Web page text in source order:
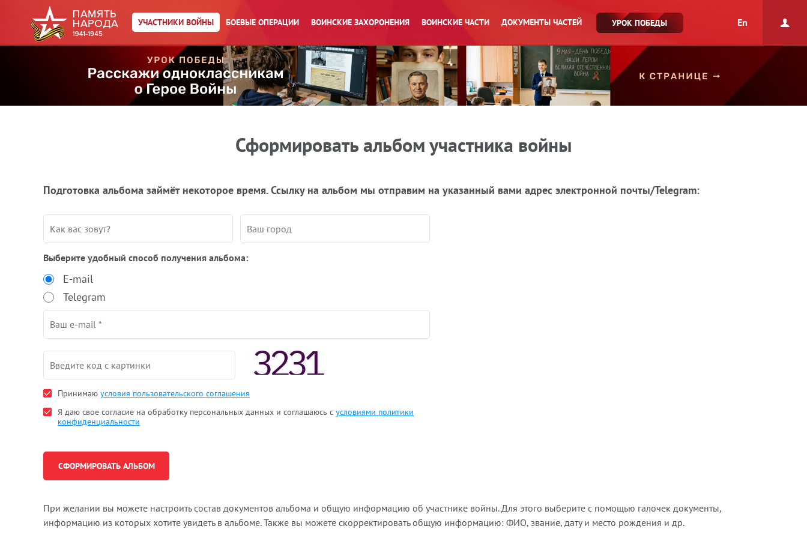
УЧАСТНИКИ ВОЙНЫ БОЕВЫЕ ОПЕРАЦИИ ВОИНСКИЕ ЗАХОРОНЕНИЯ ВОИНСКИЕ ЧАСТИ ДОКУМЕНТЫ ЧАСТЕЙ УРОК ПОБЕДЫ En
Сформировать альбом участника войны
Подготовка альбома займёт некоторое время. Ссылку на альбом мы отправим на указанный вами адрес электронной почты/Telegram:
Выберите удобный способ получения альбома:
E-mail
Telegram
Принимаю условия пользовательского соглашения
Я даю свое согласие на обработку персональных данных и соглашаюсь с условиями политики
конфиденциальности
При желании вы можете настроить состав документов альбома и общую информацию об участнике войны. Для этого выберите с помощью галочек документы,
информацию из которых хотите увидеть в альбоме. Также вы можете скорректировать общую информацию: ФИО, звание, дату и место рождения и др.